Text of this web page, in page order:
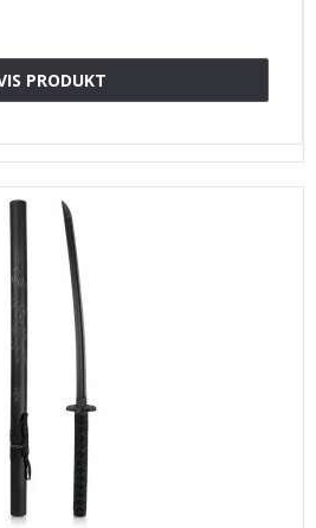
PRODUKT